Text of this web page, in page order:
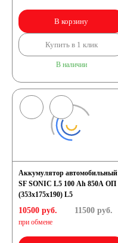
В корзину
Купить в 1 клик
В наличии
Аккумулятор автомобильный
SF SONIC L5 100 Ah 850A ОП
(353x175x190) L5
10500 руб.
при обмене
11500руб.